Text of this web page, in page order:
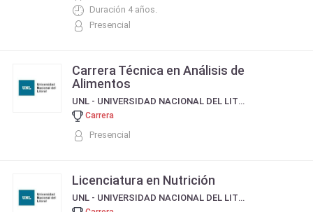
Duración 4 años.
Presencial
Carrera Técnica en Análisis de
Alimentos
UNL - UNIVERSIDAD NACIONAL DEL LITORAL
Carrera
Presencial
Licenciatura en Nutrición
UNL - UNIVERSIDAD NACIONAL DEL LITORAL